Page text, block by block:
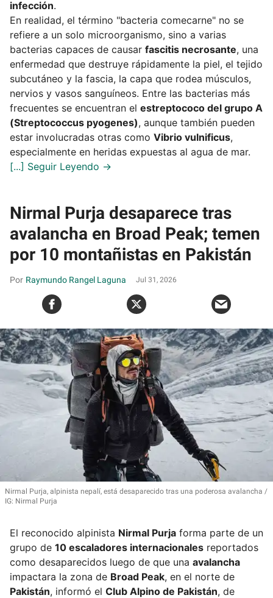
infección.
En realidad, el término "bacteria comecarne" no se
refiere a un solo microorganismo, sino a varias
bacterias capaces de causar fascitis necrosante, una
enfermedad que destruye rápidamente la piel, el tejido
subcutáneo y la fascia, la capa que rodea músculos,
nervios y vasos sanguíneos. Entre las bacterias más
frecuentes se encuentran el estreptococo del grupo A
(Streptococcus pyogenes), aunque también pueden
estar involucradas otras como Vibrio vulnificus,
especialmente en heridas expuestas al agua de mar.
Nirmal Purja desaparece tras
avalancha en Broad Peak; temen
por 10 montañistas en Pakistán
Raymundo Rangel Laguna Jul 31, 2026
Nirmal Purja, alpinista nepalí, está desaparecido tras una poderosa avalancha
IG: Nirmal Purja
El reconocido alpinista Nirmal Purja forma parte de un
grupo de 10 escaladores internacionales reportados
como desaparecidos luego de que una avalancha
impactara la zona de Broad Peak, en el norte de
Pakistán, informó el Club Alpino de Pakistán, de